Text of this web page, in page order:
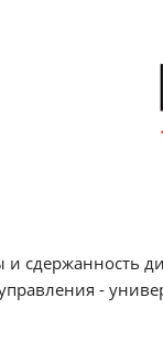
сдержанность
-